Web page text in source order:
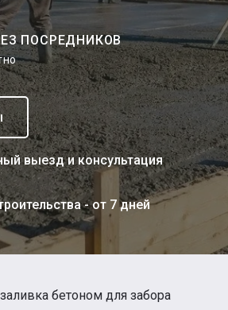
ПОСРЕДНИКОВ
выезд и консультация
- от 7 дней
бетоном для забора